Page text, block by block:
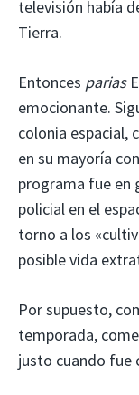
televisión había
Tierra.
Entonces parias
emocionante.
colonia espacial,
en su mayoría
programa fue en
policial en el
torno a los
posible vida
Por supuesto,
temporada,
justo cuando fue